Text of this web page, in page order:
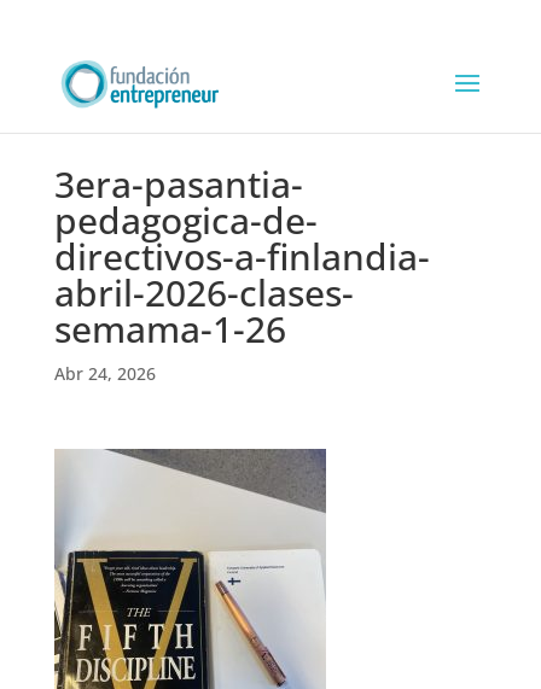
3era-pasantia-
pedagogica-de-
directivos-a-finlandia-
abril-2026-clases-
semama-1-26
Abr 24, 2026